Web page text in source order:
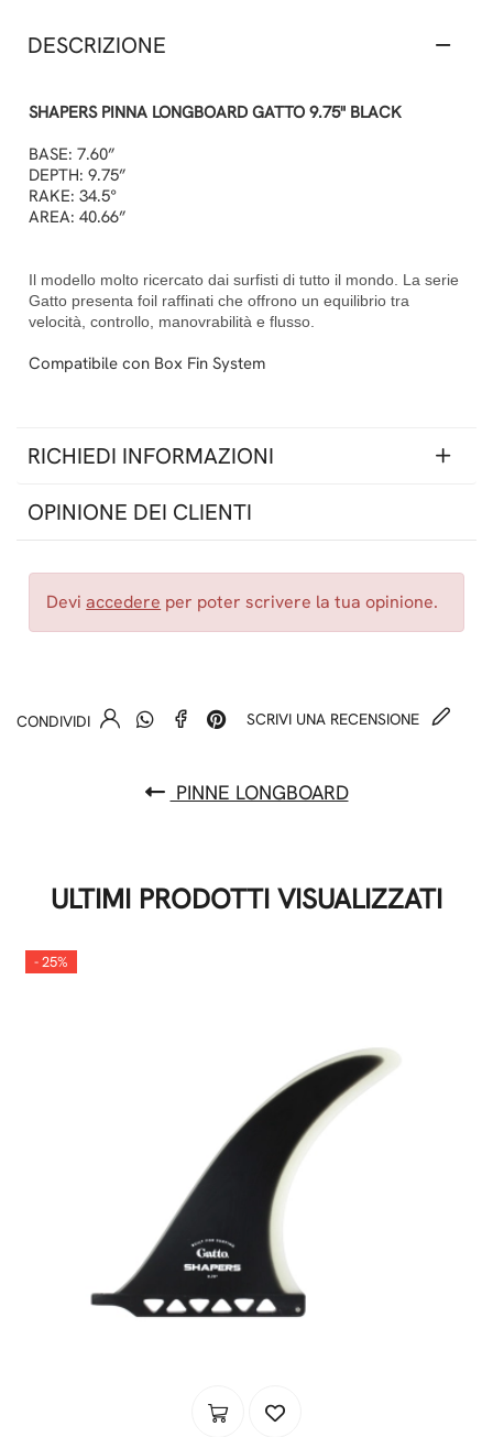
DESCRIZIONE
SHAPERS PINNA LONGBOARD GATTO 9.75" BLACK
BASE: 7.60”
DEPTH: 9.75”
RAKE: 34.5°
AREA: 40.66”
Il modello molto ricercato dai surfisti di tutto il mondo. La serie
Gatto presenta foil raffinati che offrono un equilibrio tra
velocità, controllo, manovrabilità e flusso.
Compatibile con Box Fin System
RICHIEDI INFORMAZIONI
OPINIONE DEI CLIENTI
Deviaccedere per poter scrivere la tua opinione.
CONDIVIDI SCRIVI UNA RECENSIONE
PINNE LONGBOARD
ULTIMI PRODOTTI VISUALIZZATI
- 25%